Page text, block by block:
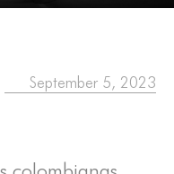
September 5, 2023